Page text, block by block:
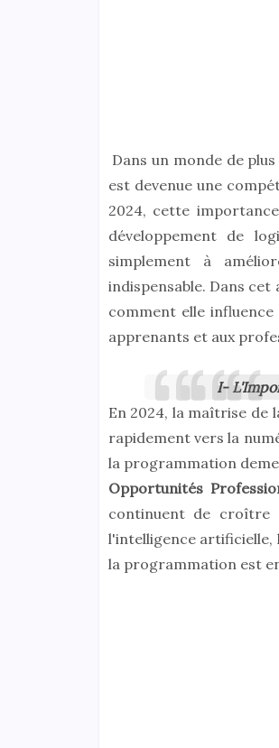
Dans un monde de
est devenue une
2024, cette
développement de
simplement à
indispensable. Dans
comment elle
apprenants et aux
I-
En 2024, la maîtrise de
rapidement vers la
la programmation
Opportunités
continuent de croître
l'intelligence artificielle,
la programmation est